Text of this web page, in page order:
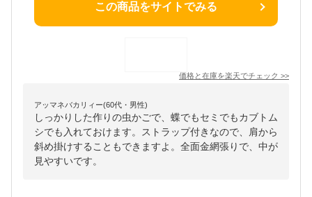
この商品をサイトでみる
価格と在庫を楽天でチェック >>
アッマネバカリィー(60代・男性)
しっかりした作りの虫かごで、蝶でもセミでもカブトム
シでも入れておけます。ストラップ付きなので、肩から
斜め掛けすることもできますよ。全面金網張りで、中が
見やすいです。